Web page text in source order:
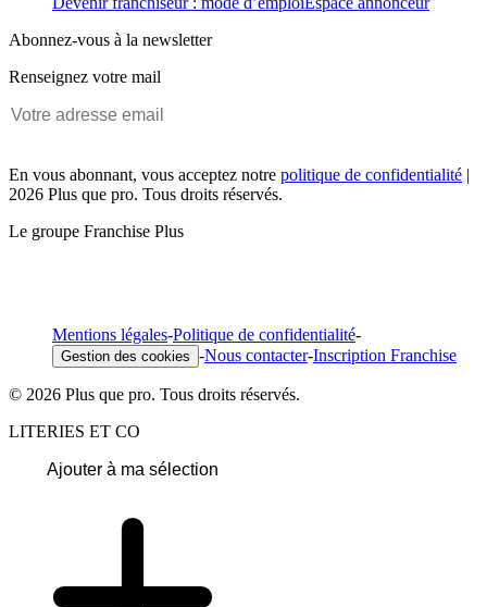
Abonnez-vous à la newsletter
Renseignez votre mail
En vous abonnant, vous acceptez notre politique de confidentialité |
2026 Plus que pro. Tous droits réservés.
Le groupe Franchise Plus
Mentions légales-Politique de confidentialité-
Gestion des cookies -Nous contacter-Inscription Franchise
© 2026 Plus que pro. Tous droits réservés.
LITERIES ET CO
Ajouter à ma sélection